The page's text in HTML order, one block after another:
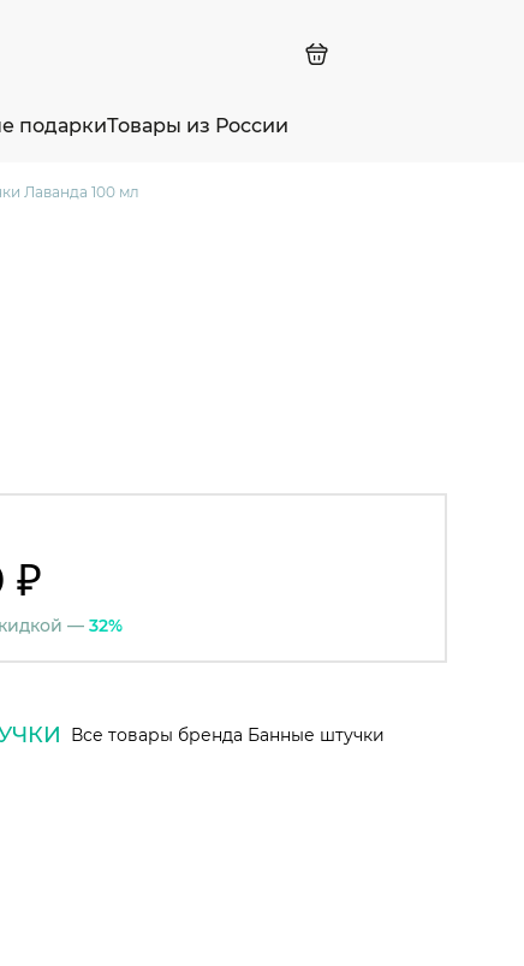
подаркиТовары из России
Лаванда 100 мл
₽
— 32%
Все товары бренда Банные штучки